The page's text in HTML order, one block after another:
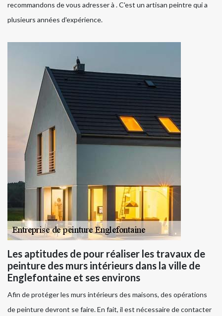
recommandons de vous adresser à . C'est un artisan peintre qui a
plusieurs années d'expérience.
Les aptitudes de pour réaliser les travaux de
peinture des murs intérieurs dans la ville de
Englefontaine et ses environs
Afin de protéger les murs intérieurs des maisons, des opérations
de peinture devront se faire. En fait, il est nécessaire de contacter